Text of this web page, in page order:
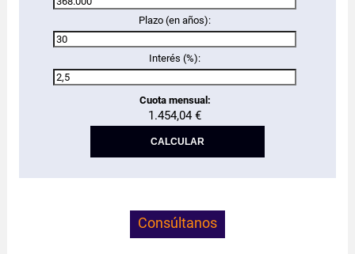
Plazo (en años):
Interés (%):
Cuota mensual:
1.454,04 €
Consúltanos